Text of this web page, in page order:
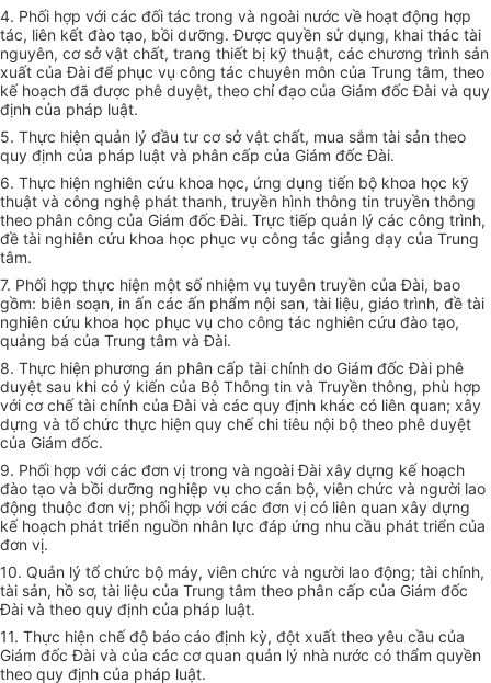
4. Phối hợp với các đối tác trong và ngoài nước về hoạt động hợp
tác, liên kết đào tạo, bồi dưỡng. Được quyền sử dụng, khai thác tài
nguyên, cơ sở vật chất, trang thiết bị kỹ thuật, các chương trình sản
xuất của Đài để phục vụ công tác chuyên môn của Trung tâm, theo
kế hoạch đã được phê duyệt, theo chỉ đạo của Giám đốc Đài và quy
định của pháp luật.
5. Thực hiện quản lý đầu tư cơ sở vật chất, mua sắm tài sản theo
quy định của pháp luật và phân cấp của Giám đốc Đài.
6. Thực hiện nghiên cứu khoa học, ứng dụng tiến bộ khoa học kỹ
thuật và công nghệ phát thanh, truyền hình thông tin truyền thông
theo phân công của Giám đốc Đài. Trực tiếp quản lý các công trình,
đề tài nghiên cứu khoa học phục vụ công tác giảng dạy của Trung
tâm.
7. Phối hợp thực hiện một số nhiệm vụ tuyên truyền của Đài, bao
gồm: biên soạn, in ấn các ấn phẩm nội san, tài liệu, giáo trình, đề tài
nghiên cứu khoa học phục vụ cho công tác nghiên cứu đào tạo,
quảng bá của Trung tâm và Đài.
8. Thực hiện phương án phân cấp tài chính do Giám đốc Đài phê
duyệt sau khi có ý kiến của Bộ Thông tin và Truyền thông, phù hợp
với cơ chế tài chính của Đài và các quy định khác có liên quan; xây
dựng và tổ chức thực hiện quy chế chi tiêu nội bộ theo phê duyệt
của Giám đốc.
9. Phối hợp với các đơn vị trong và ngoài Đài xây dựng kế hoạch
đào tạo và bồi dưỡng nghiệp vụ cho cán bộ, viên chức và người lao
động thuộc đơn vị; phối hợp với các đơn vị có liên quan xây dựng
kế hoạch phát triển nguồn nhân lực đáp ứng nhu cầu phát triển của
đơn vị.
10. Quản lý tổ chức bộ máy, viên chức và người lao động; tài chính,
tài sản, hồ sơ, tài liệu của Trung tâm theo phân cấp của Giám đốc
Đài và theo quy định của pháp luật.
11. Thực hiện chế độ báo cáo định kỳ, đột xuất theo yêu cầu của
Giám đốc Đài và của các cơ quan quản lý nhà nước có thẩm quyền
theo quy định của pháp luật.